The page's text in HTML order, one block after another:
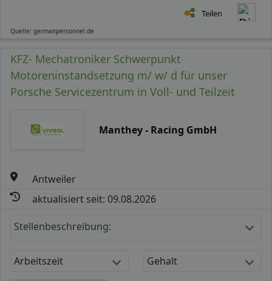
Teilen
Quelle: germanpersonnel.de
KFZ- Mechatroniker Schwerpunkt
Motoreninstandsetzung m/ w/ d für unser
Porsche Servicezentrum in Voll- und Teilzeit
Manthey - Racing GmbH
Antweiler
aktualisiert seit: 09.08.2026
Stellenbeschreibung:
Arbeitszeit Gehalt